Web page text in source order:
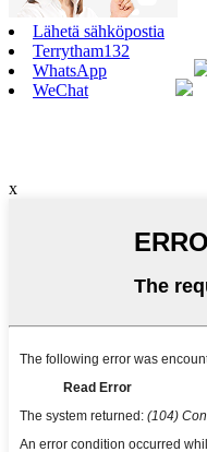
Lähetä sähköpostia
Terrytham132
WhatsApp
WeChat
x